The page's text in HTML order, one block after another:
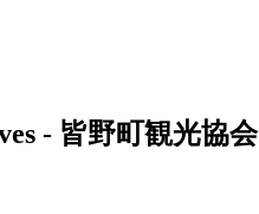
- 皆野町観光協会